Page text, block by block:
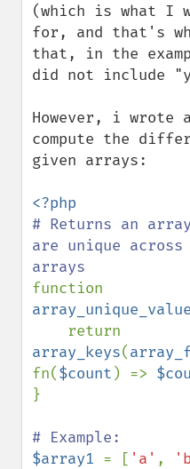
(which is what I
for, and that's
that, in the
did not include
However, i wrote
compute the
given arrays:
# Returns an
are unique
array_keys(
fn($count ) =>
}
$array1 = [ 'a' ,